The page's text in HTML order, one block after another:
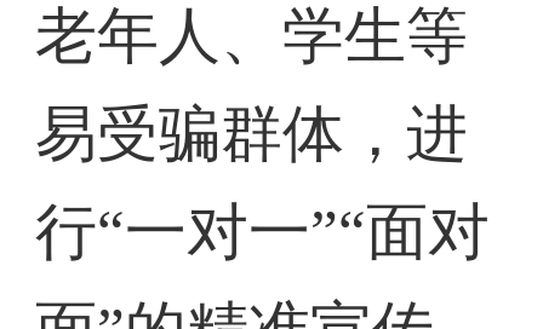
老年人、学生等
易受骗群体，进
行“一对一”“面对